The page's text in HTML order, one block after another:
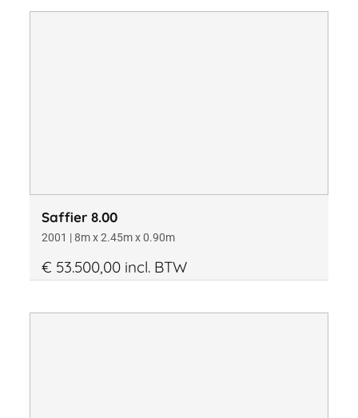
Saffier 8.00
2001 | 8m x 2.45m x 0.90m
€ 53.500,00 incl. BTW